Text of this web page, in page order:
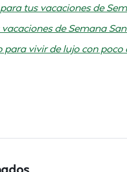
tus vacaciones de
de Semana
para vivir de lujo con poco